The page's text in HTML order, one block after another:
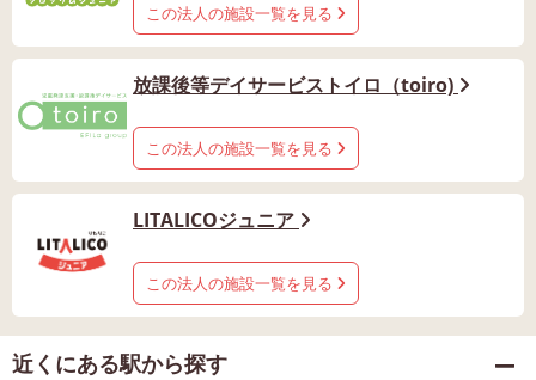
この法人の施設一覧を見る
放課後等デイサービストイロ（toiro)
この法人の施設一覧を見る
LITALICOジュニア
この法人の施設一覧を見る
近くにある駅から探す